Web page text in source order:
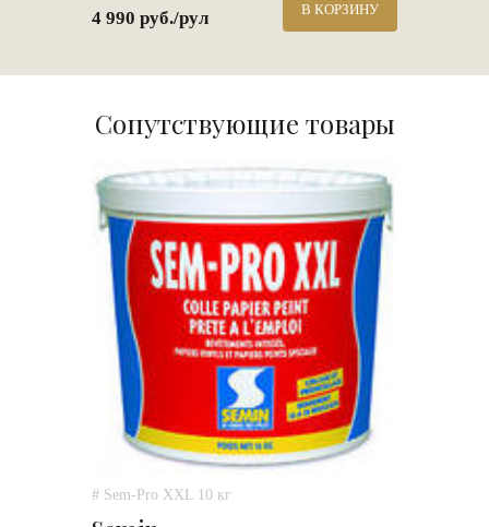
4 990 руб./рул В КОРЗИНУ
Сопутствующие товары
# Sem-Pro XXL 10 кг